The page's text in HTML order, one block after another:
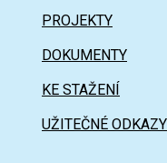
PROJEKTY
DOKUMENTY
KE STAŽENÍ
UŽITEČNÉ ODKAZY